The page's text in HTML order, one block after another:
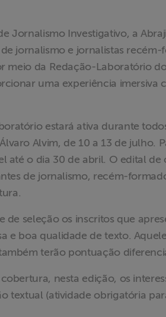
Jornalismo Investigativo, a
jornalismo e jornalistas
da Redação-Laboratório
uma experiência imersiva
estará ativa durante
Alvim, de 10 a 13 de julho.
até o dia 30 de abril. O edital
de jornalismo, recém-
de seleção os inscritos que
e boa qualidade de texto.
terão pontuação
nesta edição, os
textual (atividade obrigatória